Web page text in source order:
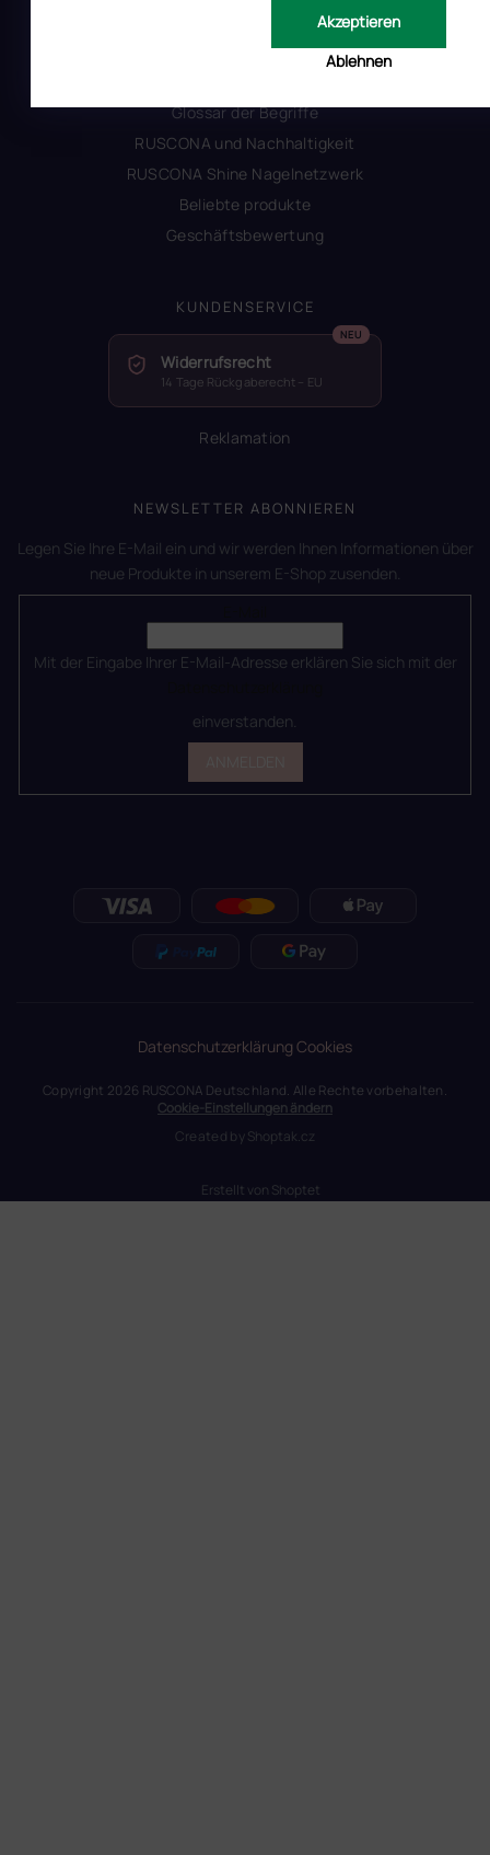
Ablehnen
Akzeptieren
Warum Ruscona
Glossar der Begriffe
RUSCONA und Nachhaltigkeit
RUSCONA Shine Nagelnetzwerk
Beliebte produkte
Geschäftsbewertung
KUNDENSERVICE
Widerrufsrecht
14 Tage Rückgaberecht – EU
Reklamation
NEWSLETTER ABONNIEREN
Legen Sie Ihre E-Mail ein und wir werden Ihnen Informationen über
neue Produkte in unserem E-Shop zusenden.
Mit der Eingabe Ihrer E-Mail-Adresse erklären Sie sich mit der
einverstanden.
DatenschutzerklärungCookies
Erstellt von Shoptet
Copyright 2026 RUSCONA Deutschland. Alle Rechte vorbehalten.
Cookie-Einstellungen ändern
Created byShoptak.cz